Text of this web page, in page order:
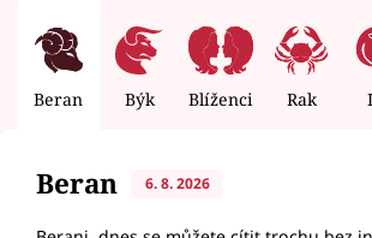
Beran Býk Blíženci Rak
Beran 6. 8. 2026